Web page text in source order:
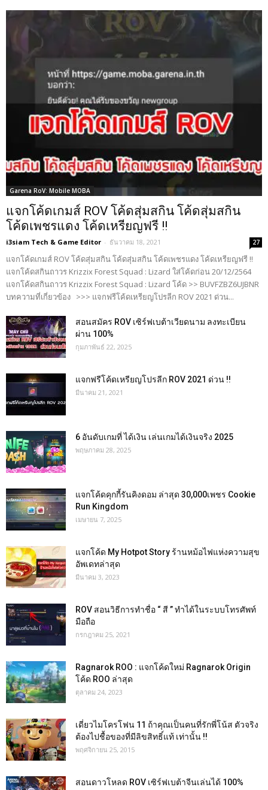
Garena RoV: Mobile MOBA
แจกโค้ดเกมส์ ROV โค้ดสุ่มสกิน โค้ดสุ่มสกิน
โค้ดเพชรแดง โค้ดเหรียญฟรี !!
i3siam Tech & Game Editor - ธันวาคม 18, 2021 27
แจกโค้ดเกมส์ ROV โค้ดสุ่มสกิน โค้ดสุ่มสกิน โค้ดเพชรแดง โค้ดเหรียญฟรี !!
แจกโค้ดสกินถาวร Krizzix Forest Squad : Lizard ใส่โค้ดก่อน 20/12/2564
แจกโค้ดสกินถาวร Krizzix Forest Squad : Lizard โค้ด >> BUVFZBZ6UJBNR
บทความที่เกี่ยวข้อง >>> แจกฟรีโค้ดเหรียญโปรลีก ROV 2021 ด่วน...
สอนสมัคร ROV เซิร์ฟเบต้าเวียดนาม ลงทะเบียน
ผ่าน 100%
กุมภาพันธ์ 22, 2025
แจกฟรีโค้ดเหรียญโปรลีก ROV 2021 ด่วน !!
มีนาคม 21, 2021
6 อันดับเกมที่ ได้เงิน เล่นเกมได้เงินจริง 2025
พฤษภาคม 28, 2025
แจกโค้ดคุกกี้รันคิงดอม ล่าสุด 30,000เพชร Cookie
Run Kingdom
เมษายน 7, 2025
แจกโค้ด My Hotpot Story ร้านหม้อไฟแห่งความสุข
อัพเดทล่าสุด
มีนาคม 3, 2023
ROV สอนวิธีการทำชื่อ “ สี ” ทำได้ในระบบโทรศัพท์
มือถือ
กรกฎาคม 25, 2021
Ragnarok ROO : แจกโค้ดใหม่ Ragnarok Origin
โค้ด ROO ล่าสุด
ตุลาคม 24, 2023
เดี่ยวไมโครโฟน 11 ถ้าคุณเป็นคนที่รักพี่โน้ส ตัวจริง
ต้องไปชื้อของที่มีลิขสิทธิ์แท้ เท่านั้น !!
พฤศจิกายน 25, 2015
สอนดาวโหลด ROV เซิร์ฟเบต้าจีนเล่นได้ 100%